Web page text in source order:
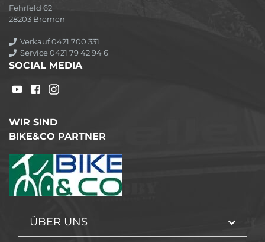
Fehrfeld 62
28203 Bremen
Verkauf 0421 700 331
Service 0421 79 42 94 6
SOCIAL MEDIA
WIR SIND
BIKE&CO PARTNER
ÜBER UNS